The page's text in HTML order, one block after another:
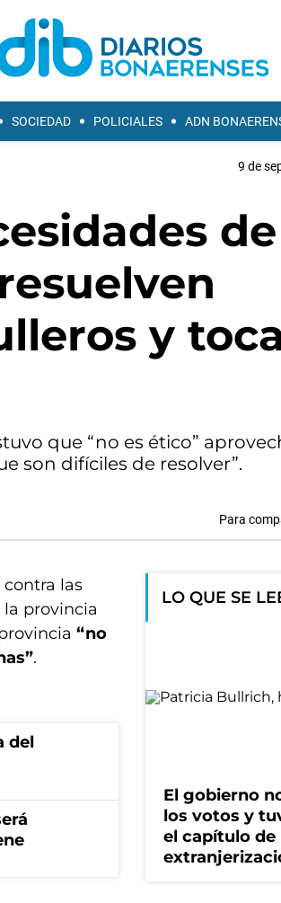
SOCIEDAD POLICIALES ADN
9 de
de
y
que “no es ético”
son difíciles de resolver”.
Para
las
provincia
“no
.
del
LO QUE SE
El gobierno
los votos y
el capítulo de